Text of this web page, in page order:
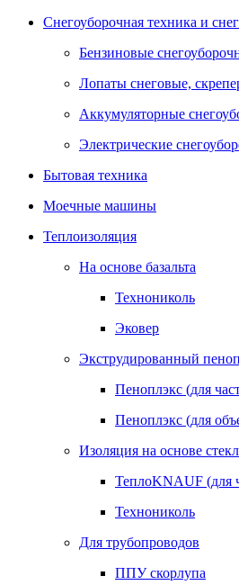
Снегоуборочная техника и
Бензиновые
Лопаты снеговые,
Аккумуляторные
Электрические
Бытовая техника
Моечные машины
Теплоизоляция
На основе базальта
Технониколь
Эковер
Экструдированный
Пеноплэкс (для
Пеноплэкс (для
Изоляция на основе
ТеплоKNAUF (для
Технониколь
Для трубопроводов
ППУ скорлупа